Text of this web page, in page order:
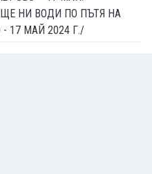
НИ ВОДИ ПО ПЪТЯ НА
17 МАЙ 2024 Г./